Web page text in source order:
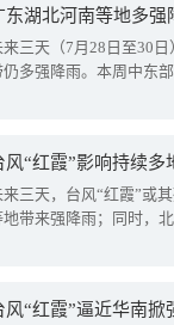
东湖北河南等地多
来三天（7月28日至30
仍多强降雨。本周中东
风“红霞”影响持续
来三天，台风“红霞”或
地带来强降雨；同时，
风“红霞”逼近华南